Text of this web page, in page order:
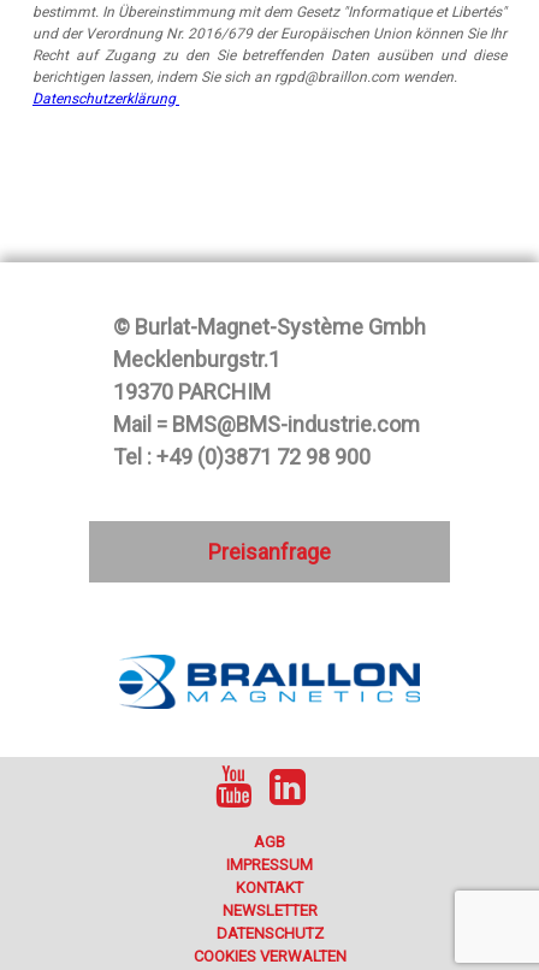
bestimmt. In Übereinstimmung mit dem Gesetz "Informatique et Libertés"
und der Verordnung Nr. 2016/679 der Europäischen Union können Sie Ihr
Recht auf Zugang zu den Sie betreffenden Daten ausüben und diese
berichtigen lassen, indem Sie sich an rgpd@braillon.com wenden.
Datenschutzerklärung
© Burlat-Magnet-Système Gmbh
Mecklenburgstr.1
19370 PARCHIM
Mail = BMS@BMS-industrie.com
Tel : +49 (0)3871 72 98 900
Preisanfrage
AGB
IMPRESSUM
KONTAKT
NEWSLETTER
DATENSCHUTZ
COOKIES VERWALTEN